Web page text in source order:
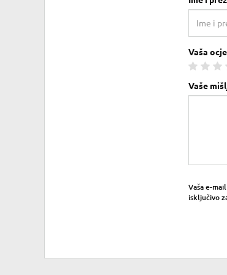
Vaša
Vaše
Vaša e-
isključivo